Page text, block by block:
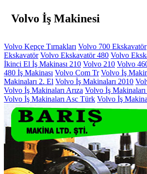
Volvo İş Makinesi
Volvo Kepçe Tırnakları Volvo 700 Ekskavatör
Ekskavatör Volvo Ekskavatör 480 Volvo
İkinci El İş Makinası 210 Volvo 210 Volvo
480 İş Makinası Volvo Com Tr Volvo İş
Makinaları 2. El Volvo İş Makinaları 2010
Volvo İş Makinaları Arıza Volvo İş Makinaları
Volvo İş Makinaları Asc Türk Volvo İş